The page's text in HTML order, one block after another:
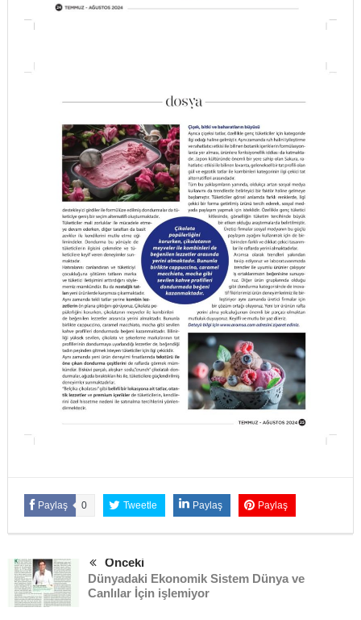
Paylaş 0 Tweetle Paylaş Paylaş
Önceki
Dünyadaki Ekonomik Sistem Dünya ve
Canlılar İçin işlemiyor